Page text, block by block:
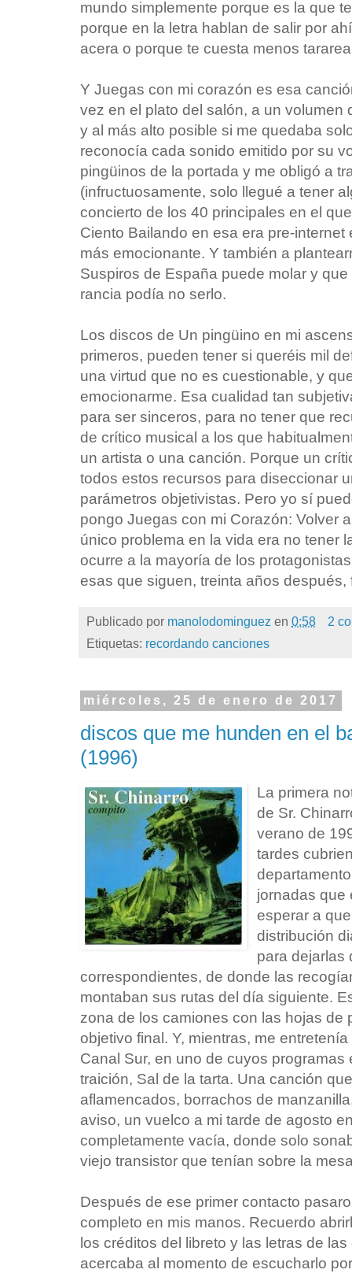
mundo simplemente porque es la que
porque en la letra hablan de salir por
acera o porque te cuesta menos
Y Juegas con mi corazón es esa
vez en el plato del salón, a un
y al más alto posible si me quedaba
reconocía cada sonido emitido por su
pingüinos de la portada y me obligó a
(infructuosamente, solo llegué a tener
concierto de los 40 principales en el
Ciento Bailando en esa era pre-
más emocionante. Y también a
Suspiros de España puede molar y
rancia podía no serlo.
Los discos de Un pingüino en mi
primeros, pueden tener si queréis mil
una virtud que no es cuestionable, y
emocionarme. Esa cualidad tan
para ser sinceros, para no tener que
de crítico musical a los que
un artista o una canción. Porque un
todos estos recursos para diseccionar
parámetros objetivistas. Pero yo sí
pongo Juegas con mi Corazón: Volver
único problema en la vida era no tener
ocurre a la mayoría de los
esas que siguen, treinta años
Publicado por manolodominguez en 0:58
2
Etiquetas: recordando canciones
miércoles, 25 de enero de 2017
discos que me hunden en el
(1996)
La primera
de Sr.
verano de
tardes
jornadas que
esperar a
distribución
para dejarlas
correspondientes, de donde las
montaban sus rutas del día siguiente.
zona de los camiones con las hojas de
objetivo final. Y, mientras, me
Canal Sur, en uno de cuyos
traición, Sal de la tarta. Una canción
aflamencados, borrachos de
aviso, un vuelco a mi tarde de agosto
completamente vacía, donde solo
viejo transistor que tenían sobre la
Después de ese primer contacto
completo en mis manos. Recuerdo
los créditos del libreto y las letras de
acercaba al momento de escucharlo